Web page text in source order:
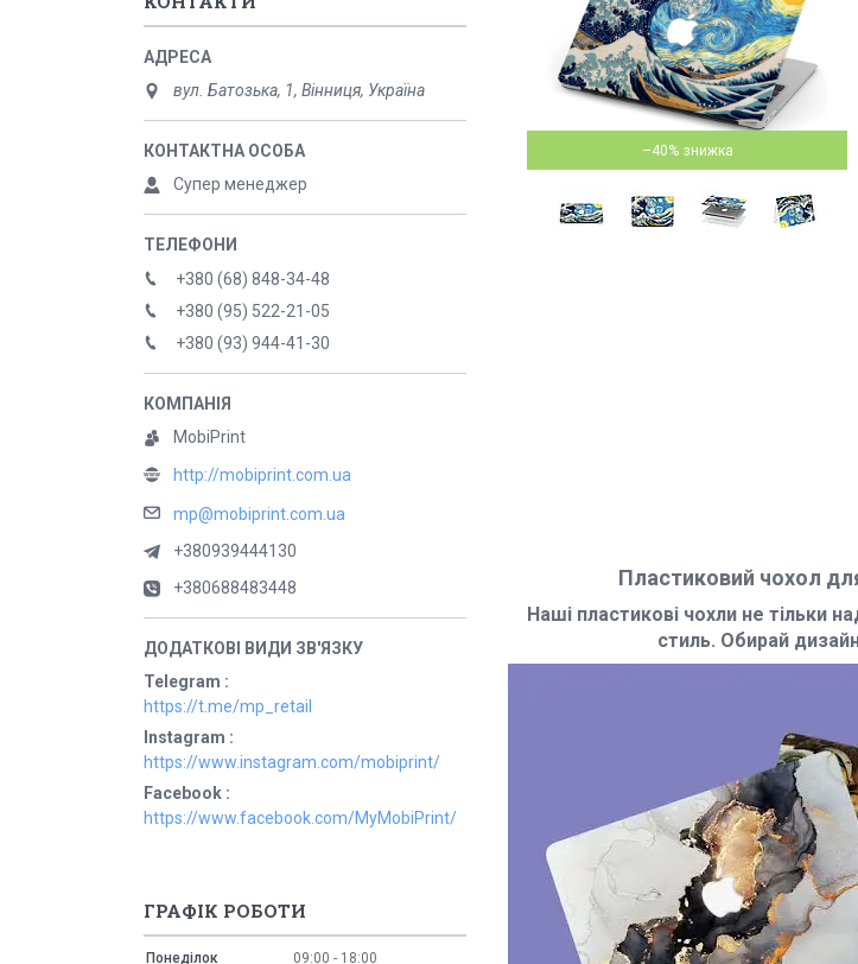
–40%
Пластиковий чохол
Наші пластикові чохли не тільки
стиль. Обирай
вул. Батозька, 1, Вінниця, Україна
Супер менеджер
+380 (68) 848-34-48
+380 (95) 522-21-05
+380 (93) 944-41-30
MobiPrint
http://mobiprint.com.ua
mp@mobiprint.com.ua
+380939444130
+380688483448
Telegram
https://t.me/mp_retail
Instagram
https://www.instagram.com/mobiprint/
Facebook
https://www.facebook.com/MyMobiPrint/
ГРАФІК РОБОТИ
Понеділок 09:00 18:00